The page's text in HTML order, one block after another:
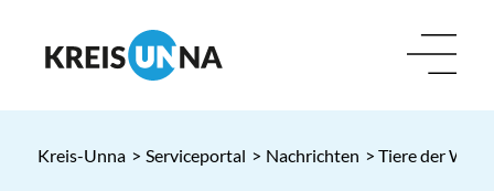
Kreis-Unna > Serviceportal > Nachrichten > Tiere der